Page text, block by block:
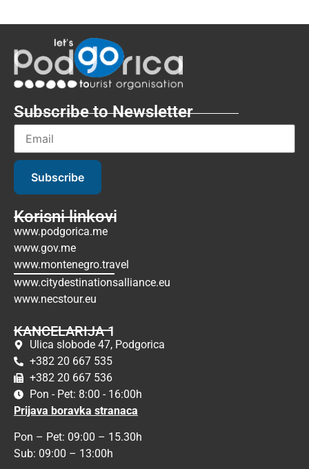
Subscribe to Newsletter
Subscribe
Korisni linkovi
www.podgorica.me
www.gov.me
www.montenegro.travel
www.citydestinationsalliance.eu
www.necstour.eu
KANCELARIJA 1
Ulica slobode 47, Podgorica
+382 20 667 535
+382 20 667 536
Pon - Pet: 8:00 - 16:00h
Prijava boravka stranaca
Pon – Pet: 09:00 – 15.30h
Sub: 09:00 – 13:00h